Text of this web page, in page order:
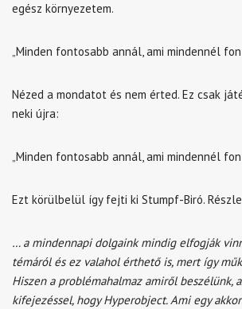
egész környezetem.
„Minden fontosabb annál, ami mindennél
Nézed a mondatot és nem érted. Ez csak
neki újra:
„Minden fontosabb annál, ami mindennél
Ezt körülbelül így fejti ki Stumpf-Biró.
… a mindennapi dolgaink mindig elfogják
témáról és ez valahol érthető is, mert így
Hiszen a problémahalmaz amiről beszélünk,
kifejezéssel, hogy Hyperobject. Ami egy